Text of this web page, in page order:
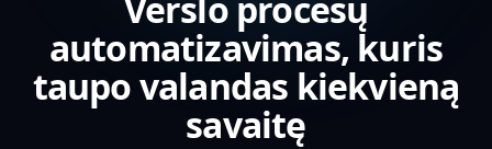
automatizavimas, kuris
taupo valandas kiekvieną
savaitę